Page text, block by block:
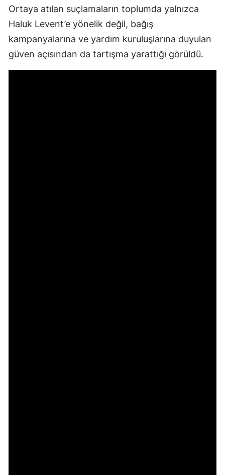
Ortaya atılan suçlamaların toplumda yalnızca
Haluk Levent’e yönelik değil, bağış
kampanyalarına ve yardım kuruluşlarına duyulan
güven açısından da tartışma yarattığı görüldü.